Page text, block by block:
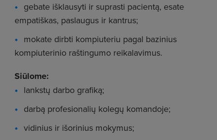
gebate išklausyti ir suprasti pacientą, esate
empatiškas, paslaugus ir kantrus;
mokate dirbti kompiuteriu pagal bazinius
kompiuterinio raštingumo reikalavimus.
Siūlome:
lankstų darbo grafiką;
darbą profesionalių kolegų komandoje;
vidinius ir išorinius mokymus;